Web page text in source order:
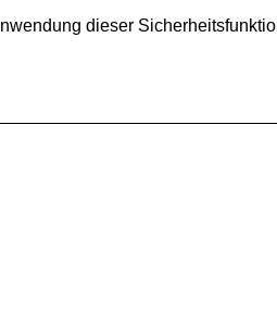
dieser